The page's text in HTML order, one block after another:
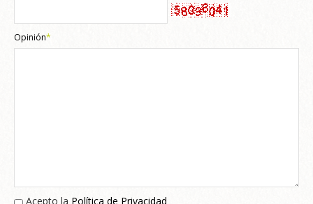
Opinión*
Acepto la Política de Privacidad